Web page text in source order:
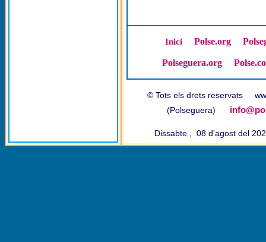
Inici Polse.org
Polseguera.org
© Tots els drets reservats
(Polseguera)
Dissabte , 08 d'agost del